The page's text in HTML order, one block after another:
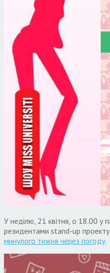
У неділю, 21 квітня, о 18.00 у
резидентами stаnd-up проекту
минулого тижня через погоду.